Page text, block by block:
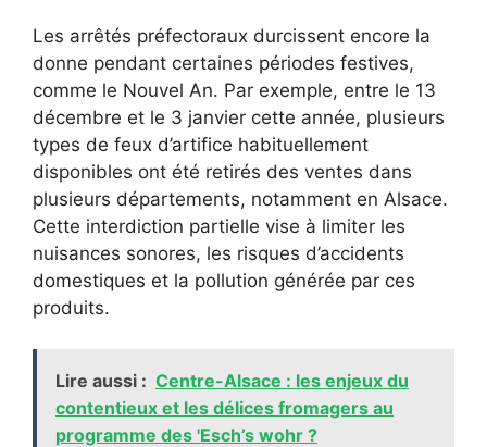
Les arrêtés préfectoraux durcissent encore la
donne pendant certaines périodes festives,
comme le Nouvel An. Par exemple, entre le 13
décembre et le 3 janvier cette année, plusieurs
types de feux d’artifice habituellement
disponibles ont été retirés des ventes dans
plusieurs départements, notamment en Alsace.
Cette interdiction partielle vise à limiter les
nuisances sonores, les risques d’accidents
domestiques et la pollution générée par ces
produits.
Lire aussi : Centre-Alsace : les enjeux du
contentieux et les délices fromagers au
programme des 'Esch’s wohr ?